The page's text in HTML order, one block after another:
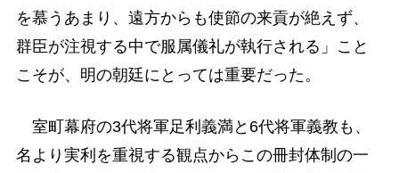
を慕うあまり、遠方からも使節の来貢が絶えず、
群臣が注視する中で服属儀礼が執行される」こと
こそが、明の朝廷にとっては重要だった。
室町幕府の3代将軍足利義満と6代将軍義教も、
名より実利を重視する観点からこの冊封体制の一